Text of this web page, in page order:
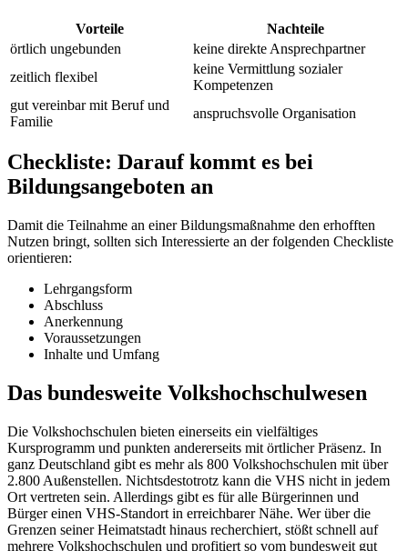
Vorteile
Nachteile
örtlich ungebunden
keine direkte Ansprechpartner
zeitlich flexibel
keine Vermittlung sozialer
Kompetenzen
gut vereinbar mit Beruf und
Familie
anspruchsvolle Organisation
Checkliste: Darauf kommt es bei
Bildungsangeboten an
Damit die Teilnahme an einer Bildungsmaßnahme den erhofften
Nutzen bringt, sollten sich Interessierte an der folgenden Checkliste
orientieren:
Lehrgangsform
Abschluss
Anerkennung
Voraussetzungen
Inhalte und Umfang
Das bundesweite Volkshochschulwesen
Die Volkshochschulen bieten einerseits ein vielfältiges
Kursprogramm und punkten andererseits mit örtlicher Präsenz. In
ganz Deutschland gibt es mehr als 800 Volkshochschulen mit über
2.800 Außenstellen. Nichtsdestotrotz kann die VHS nicht in jedem
Ort vertreten sein. Allerdings gibt es für alle Bürgerinnen und
Bürger einen VHS-Standort in erreichbarer Nähe. Wer über die
Grenzen seiner Heimatstadt hinaus recherchiert, stößt schnell auf
mehrere Volkshochschulen und profitiert so vom bundesweit gut